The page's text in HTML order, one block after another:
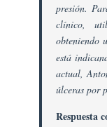
presión.
clínico,
obteniendo
está
actual,
úlceras por
Respuesta